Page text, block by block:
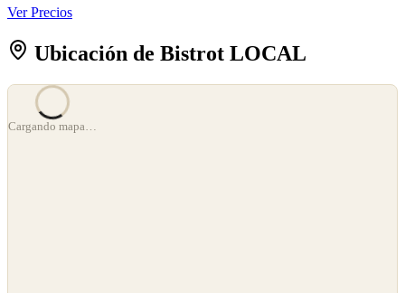
Ver Precios
Ubicación de Bistrot LOCAL
Cargando mapa…